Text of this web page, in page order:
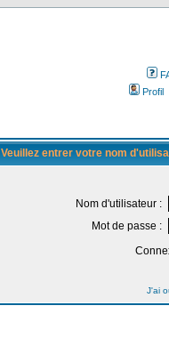
Profil
Veuillez entrer votre nom
Nom d'utilisateur :
Mot de passe :
J'ai